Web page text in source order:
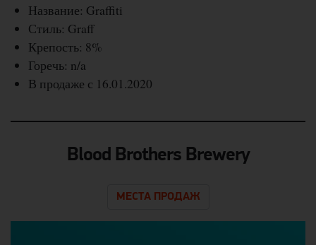
Название: Graffiti
Стиль: Graff
Крепость: 8%
Горечь: n/a
В продаже с 16.01.2020
Blood Brothers Brewery
МЕСТА ПРОДАЖ